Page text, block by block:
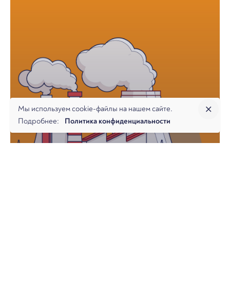
Мы используем cookie-файлы на нашем сайте.
Подробнее: Политика конфиденциальности